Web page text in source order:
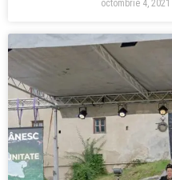
octombrie 4, 2021